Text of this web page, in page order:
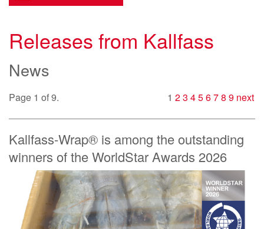
Releases from Kallfass
News
Page 1 of 9. 1 23 45678 9 next
Kallfass-Wrap® is among the outstanding
winners of the WorldStar Awards 2026